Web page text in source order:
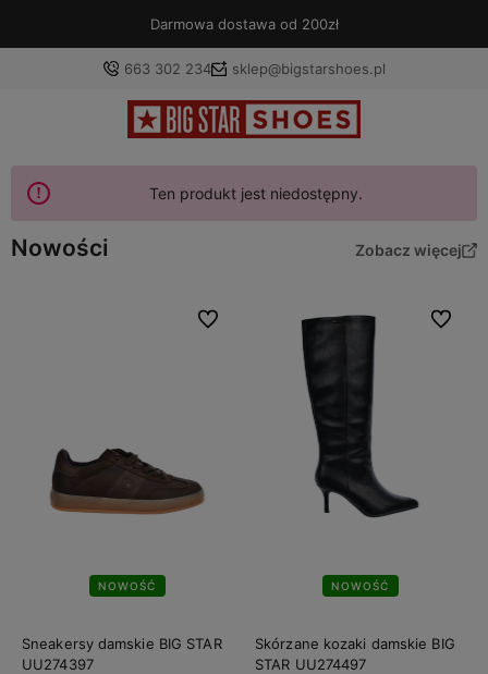
Darmowa dostawa od 200zł
663 302 234 sklep@bigstarshoes.pl
Ten produkt jest niedostępny.
Nowości Zobacz więcej
NOWOŚĆ
Sneakersy damskie BIG STAR
UU274397
Do ulubionych
NOWOŚĆ
Skórzane kozaki damskie BIG
STAR UU274497
Do